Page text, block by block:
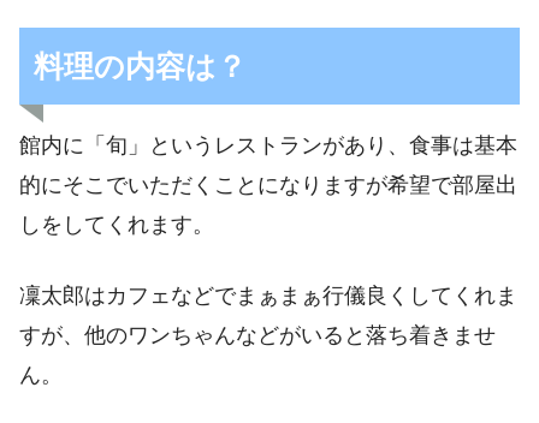
料理の内容は？
館内に「旬」というレストランがあり、食事は基本
的にそこでいただくことになりますが希望で部屋出
しをしてくれます。
凜太郎はカフェなどでまぁまぁ行儀良くしてくれま
すが、他のワンちゃんなどがいると落ち着きませ
ん。